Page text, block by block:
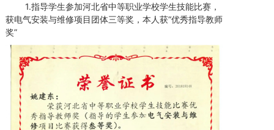
1.指导学生参加河北省中等职业学校学生技能比赛，
获电气安装与维修项目团体三等奖，本人获“优秀指导教师
奖”